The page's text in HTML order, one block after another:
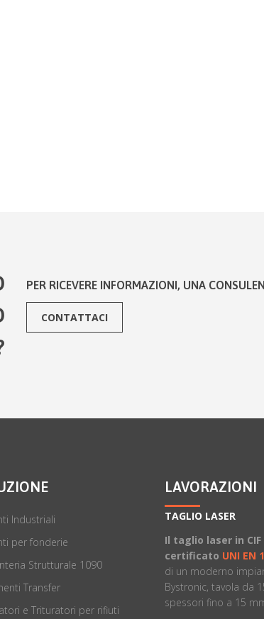
PER RICEVERE INFORMAZIONI, UNA
CONTATTACI
Industriali
per fonderie
Strutturale 1090
Transfer
e Trituratori per rifiuti
LAVORAZIONI
TAGLIO LASER
Il taglio laser in
certificato UNI EN
di un moderno
Bystronic, tavola da
spessori fino a 15